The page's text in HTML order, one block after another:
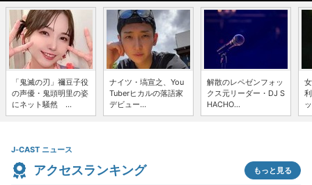
「鬼滅の刃」禰豆子役
の声優・鬼頭明里の姿
にネット騒然 ...
ナイツ・塙宣之、You
Tuberヒカルの落語家
デビュー...
解散のレペゼンフォッ
クス元リーダー・DJ S
HACHO...
J-CAST ニュース
アクセスランキング もっと見る